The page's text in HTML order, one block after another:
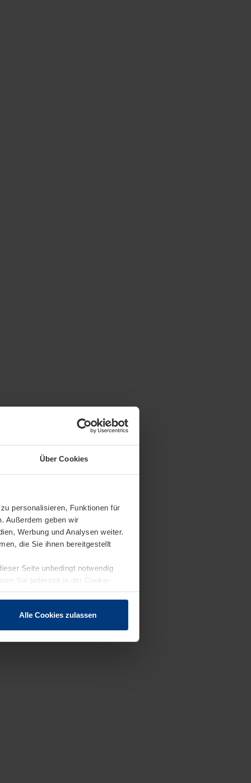
Über Cookies
personalisieren, Funktionen für
Außerdem geben wir
Werbung und Analysen weiter.
die Sie ihnen bereitgestellt
Seite unbedingt notwendig
Sie jederzeit in der Cookie-
Alle Cookies zulassen